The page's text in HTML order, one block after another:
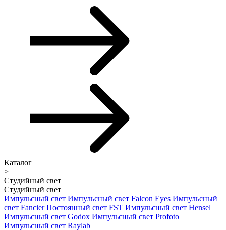
Каталог
>
Студийный свет
Студийный свет
Импульсный свет Импульсный свет Falcon Eyes Импульсный
свет Fancier Постоянный свет FST Импульсный свет Hensel
Импульсный свет Godox Импульсный свет Profoto
Импульсный свет Raylab